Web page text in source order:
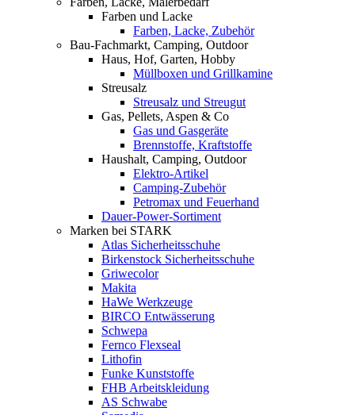
Farben und Lacke
Farben, Lacke, Zubehör
Bau-Fachmarkt, Camping, Outdoor
Haus, Hof, Garten, Hobby
Müllboxen und Grillkamine
Streusalz
Streusalz und Streugut
Gas, Pellets, Aspen & Co
Gas und Gasgeräte
Brennstoffe, Kraftstoffe
Haushalt, Camping, Outdoor
Elektro-Artikel
Camping-Zubehör
Petromax und Feuerhand
Dauer-Power-Sortiment
Marken bei STARK
Atlas Sicherheitsschuhe
Birkenstock Sicherheitsschuhe
Griwecolor
Makita
HaWe Werkzeuge
BIRCO Entwässerung
Schwepa
Fernco Flexseal
Lithofin
Funke Kunststoffe
FHB Arbeitskleidung
AS Schwabe